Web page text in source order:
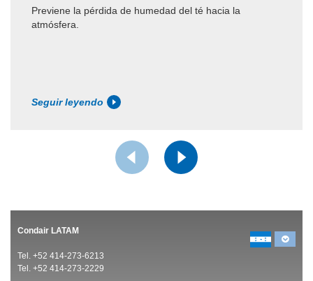
Previene la pérdida de humedad del té hacia la
atmósfera.
Seguir leyendo
Condair LATAM
Tel. +52 414-273-6213
Tel. +52 414-273-2229